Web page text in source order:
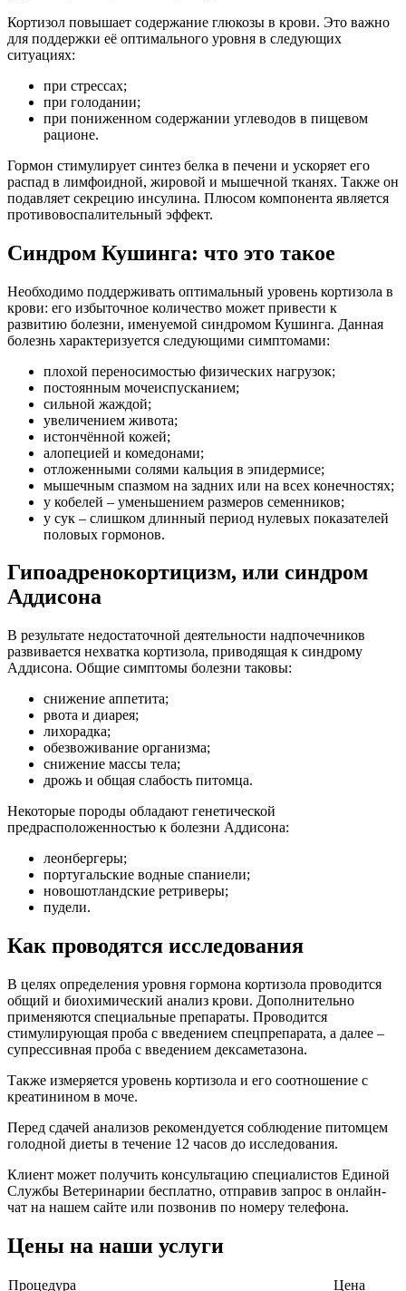
Кортизол повышает содержание глюкозы в крови. Это важно
для поддержки её оптимального уровня в следующих
ситуациях:
при стрессах;
при голодании;
при пониженном содержании углеводов в пищевом
рационе.
Гормон стимулирует синтез белка в печени и ускоряет его
распад в лимфоидной, жировой и мышечной тканях. Также он
подавляет секрецию инсулина. Плюсом компонента является
противовоспалительный эффект.
Синдром Кушинга: что это такое
Необходимо поддерживать оптимальный уровень кортизола в
крови: его избыточное количество может привести к
развитию болезни, именуемой синдромом Кушинга. Данная
болезнь характеризуется следующими симптомами:
плохой переносимостью физических нагрузок;
постоянным мочеиспусканием;
сильной жаждой;
увеличением живота;
истончённой кожей;
алопецией и комедонами;
отложенными солями кальция в эпидермисе;
мышечным спазмом на задних или на всех конечностях;
у кобелей – уменьшением размеров семенников;
у сук – слишком длинный период нулевых показателей
половых гормонов.
Гипоадренокортицизм, или синдром
Аддисона
В результате недостаточной деятельности надпочечников
развивается нехватка кортизола, приводящая к синдрому
Аддисона. Общие симптомы болезни таковы:
снижение аппетита;
рвота и диарея;
лихорадка;
обезвоживание организма;
снижение массы тела;
дрожь и общая слабость питомца.
Некоторые породы обладают генетической
предрасположенностью к болезни Аддисона:
леонбергеры;
португальские водные спаниели;
новошотландские ретриверы;
пудели.
Как проводятся исследования
В целях определения уровня гормона кортизола проводится
общий и биохимический анализ крови. Дополнительно
применяются специальные препараты. Проводится
стимулирующая проба с введением спецпрепарата, а далее –
супрессивная проба с введением дексаметазона.
Также измеряется уровень кортизола и его соотношение с
креатинином в моче.
Перед сдачей анализов рекомендуется соблюдение питомцем
голодной диеты в течение 12 часов до исследования.
Клиент может получить консультацию специалистов Единой
Службы Ветеринарии бесплатно, отправив запрос в онлайн-
чат на нашем сайте или позвонив по номеру телефона.
Цены на наши услуги
Процедура
Цена